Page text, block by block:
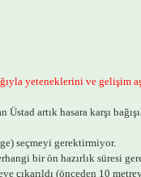
yeteneklerini ve gelişim
Üstad artık hasara karşı
seçmeyi gerektirmiyor.
bir ön hazırlık süresi
çıkarıldı (önceden 10